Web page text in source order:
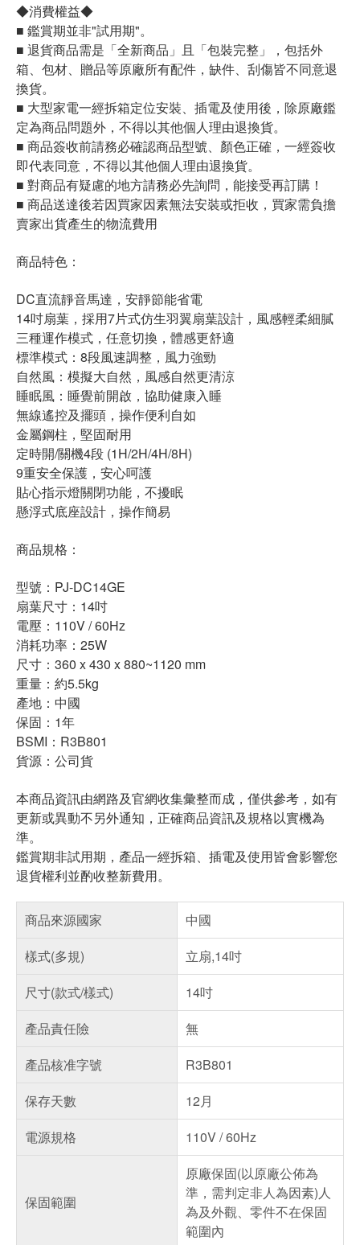
◆消費權益◆
■ 鑑賞期並非"試用期"。
■ 退貨商品需是「全新商品」且「包裝完整」，包括外
箱、包材、贈品等原廠所有配件，缺件、刮傷皆不同意退
換貨。
■ 大型家電一經拆箱定位安裝、插電及使用後，除原廠鑑
定為商品問題外，不得以其他個人理由退換貨。
■ 商品簽收前請務必確認商品型號、顏色正確，一經簽收
即代表同意，不得以其他個人理由退換貨。
■ 對商品有疑慮的地方請務必先詢問，能接受再訂購！
■ 商品送達後若因買家因素無法安裝或拒收，買家需負擔
賣家出貨產生的物流費用
商品特色：
DC直流靜音馬達，安靜節能省電
14吋扇葉，採用7片式仿生羽翼扇葉設計，風感輕柔細膩
三種運作模式，任意切換，體感更舒適
標準模式：8段風速調整，風力強勁
自然風：模擬大自然，風感自然更清涼
睡眠風：睡覺前開啟，協助健康入睡
無線遙控及擺頭，操作便利自如
金屬鋼柱，堅固耐用
定時開/關機4段 (1H/2H/4H/8H)
9重安全保護，安心呵護
貼心指示燈關閉功能，不擾眠
懸浮式底座設計，操作簡易
商品規格：
型號：PJ-DC14GE
扇葉尺寸：14吋
電壓：110V / 60Hz
消耗功率：25W
尺寸：360 x 430 x 880~1120 mm
重量：約5.5kg
產地：中國
保固：1年
BSMI：R3B801
貨源：公司貨
本商品資訊由網路及官網收集彙整而成，僅供參考，如有
更新或異動不另外通知，正確商品資訊及規格以實機為
準。
鑑賞期非試用期，產品一經拆箱、插電及使用皆會影響您
退貨權利並酌收整新費用。
商品來源國家
中國
樣式(多規)
立扇,14吋
尺寸(款式/樣式)
14吋
產品責任險
無
產品核准字號
R3B801
保存天數
12月
電源規格
110V / 60Hz
保固範圍
原廠保固(以原廠公佈為
準，需判定非人為因素)人
為及外觀、零件不在保固
範圍內